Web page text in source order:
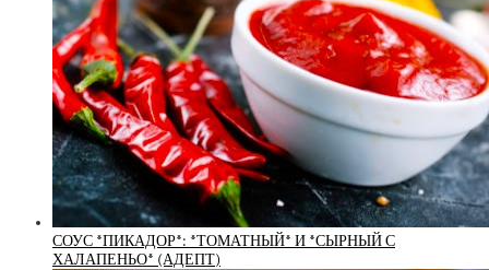
СОУС *ПИКАДОР*: *ТОМАТНЫЙ* И *СЫРНЫЙ С
ХАЛАПЕНЬО* (АДЕПТ)